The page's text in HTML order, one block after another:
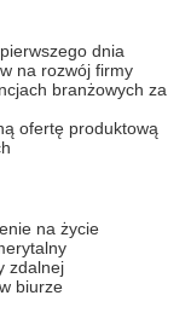
dnia
na rozwój firmy
branżowych za
ofertę produktową
na życie
zdalnej
biurze